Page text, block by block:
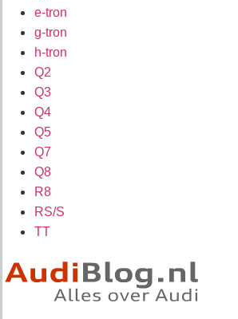
e-tron
g-tron
h-tron
Q2
Q3
Q4
Q5
Q7
Q8
R8
RS/S
TT